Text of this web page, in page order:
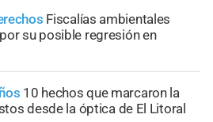
Fiscalías ambientales
su posible regresión en
10 hechos que marcaron la
desde la óptica de El Litoral